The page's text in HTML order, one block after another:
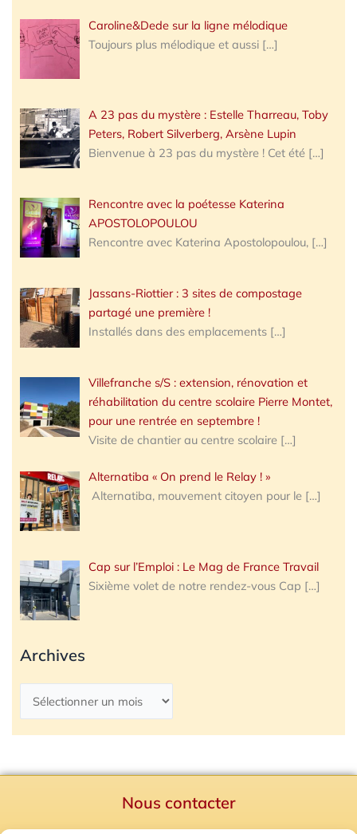
Caroline&Dede sur la ligne mélodique
Toujours plus mélodique et aussi […]
A 23 pas du mystère : Estelle Tharreau, Toby
Peters, Robert Silverberg, Arsène Lupin
Bienvenue à 23 pas du mystère ! Cet été […]
Rencontre avec la poétesse Katerina
APOSTOLOPOULOU
Rencontre avec Katerina Apostolopoulou, […]
Jassans-Riottier : 3 sites de compostage
partagé une première !
Installés dans des emplacements […]
Villefranche s/S : extension, rénovation et
réhabilitation du centre scolaire Pierre Montet,
pour une rentrée en septembre !
Visite de chantier au centre scolaire […]
Alternatiba « On prend le Relay ! »
Alternatiba, mouvement citoyen pour le […]
Cap sur l’Emploi : Le Mag de France Travail
Sixième volet de notre rendez-vous Cap […]
Archives
Nous contacter